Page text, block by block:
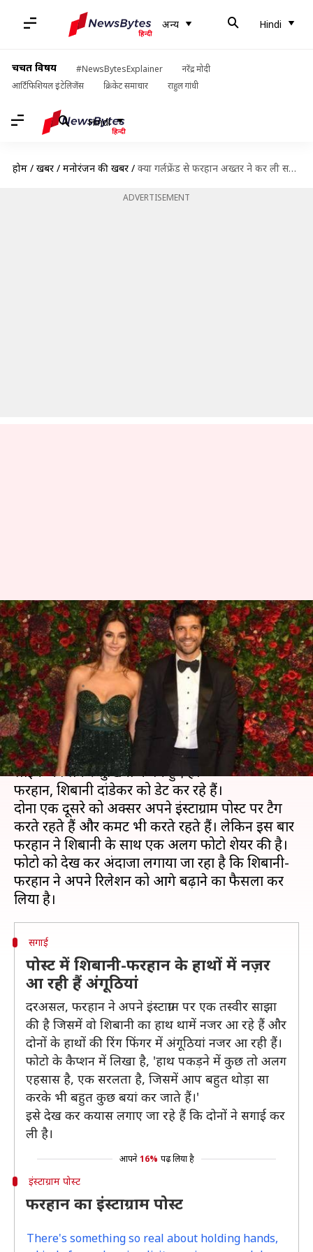
अन्य Hindi
चर्चित विषय #NewsBytesExplainer
नरेंद्र मोदी
आर्टिफिशियल इंटेलिजेंस
क्रिकेट समाचार राहुल गांधी
Hindi
होम / खबरें / मनोरंजन की खबरें / क्या गर्लफ्रेंड से फरहान अख्तर ने कर ली सगाई! ये इंस्टाग्राम पोस्ट कर रही इशारा
ADVERTISEMENT
क्या गर्लफ्रेंड से फरहान अख्तर ने कर
ली सगाई! ये इंस्टाग्राम पोस्ट कर रही
इशारा
लेखन स्वाति पाण्डेय Mar 05, 2019 12:19 pm
क्या है खबर?
फरहान अख्तर इन दिनों फिल्मों से ज़्यादा अपनी पर्सनल
लाइफ को लेकर सुर्खियों में बने हुए हैं।
फरहान, शिबानी दांडेकर को डेट कर रहे हैं।
दोनों एक दूसरे को अक्सर अपने इंस्टाग्राम पोस्ट पर टैग
करते रहते हैं और कमेंट भी करते रहते हैं। लेकिन इस बार
फरहान ने शिबानी के साथ एक अलग फोटो शेयर की है।
फोटो को देख कर अंदाजा लगाया जा रहा है कि शिबानी-
फरहान ने अपने रिलेशन को आगे बढ़ाने का फैसला कर
सगाई
पोस्ट में शिबानी-फरहान के हाथों में नज़र
आ रही हैं अंगूठियां
दरअसल, फरहान ने अपने इंस्टाग्राम पर एक तस्वीर साझा
की है जिसमें वो शिबानी का हाथ थामें नजर आ रहे हैं और
दोनों के हाथों की रिंग फिंगर में अंगूठियां नजर आ रही हैं।
फोटो के कैप्शन में लिखा है, 'हाथ पकड़ने में कुछ तो अलग
एहसास है, एक सरलता है, जिसमें आप बहुत थोड़ा सा
करके भी बहुत कुछ बयां कर जाते हैं।'
इसे देख कर कयास लगाए जा रहे हैं कि दोनों ने सगाई कर
ली है।
आपने 16% पढ़ लिया है
इंस्टाग्राम पोस्ट
फरहान का इंस्टाग्राम पोस्ट
There's something so real about holding hands,